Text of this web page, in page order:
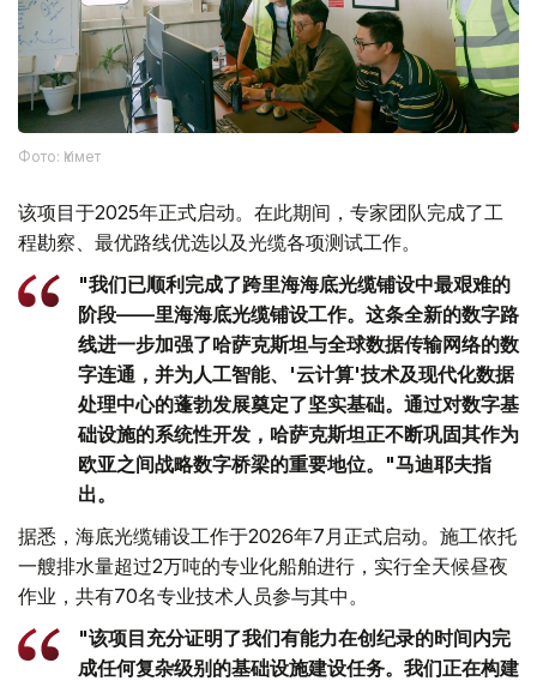
Фото: Үкімет
该项目于2025年正式启动。在此期间，专家团队完成了工
程勘察、最优路线优选以及光缆各项测试工作。
"我们已顺利完成了跨里海海底光缆铺设中最艰难的
阶段——里海海底光缆铺设工作。这条全新的数字路
线进一步加强了哈萨克斯坦与全球数据传输网络的数
字连通，并为人工智能、'云计算'技术及现代化数据
处理中心的蓬勃发展奠定了坚实基础。通过对数字基
础设施的系统性开发，哈萨克斯坦正不断巩固其作为
欧亚之间战略数字桥梁的重要地位。"马迪耶夫指
出。
据悉，海底光缆铺设工作于2026年7月正式启动。施工依托
一艘排水量超过2万吨的专业化船舶进行，实行全天候昼夜
作业，共有70名专业技术人员参与其中。
"该项目充分证明了我们有能力在创纪录的时间内完
成任何复杂级别的基础设施建设任务。我们正在构建